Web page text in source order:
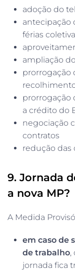
adoção do
antecipação
férias
ampliação
prorrogação
prorrogação
a crédito do
negociação
contratos
redução das
9. Jornada
a nova MP?
A Medida
em caso de
de trabalho,
jornada fica